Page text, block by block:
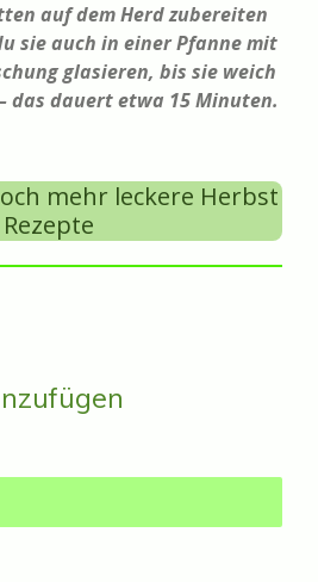
auf dem Herd zubereiten
sie auch in einer Pfanne mit
glasieren, bis sie weich
das dauert etwa 15 Minuten.
mehr leckere Herbst
Rezepte